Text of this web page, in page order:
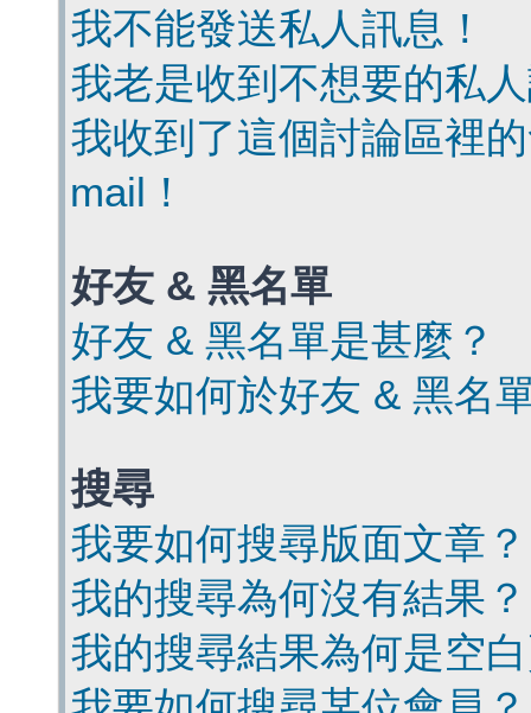
我不能發送私人訊息！
我老是收到不想要的私
我收到了這個討論區裡
mail！
好友 & 黑名單
好友 & 黑名單是甚麼？
我要如何於好友 & 黑名
搜尋
我要如何搜尋版面文章？
我的搜尋為何沒有結果？
我的搜尋結果為何是空